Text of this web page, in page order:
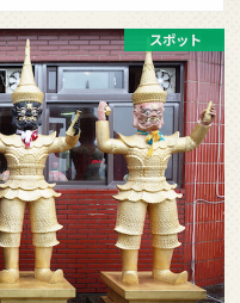
スポット